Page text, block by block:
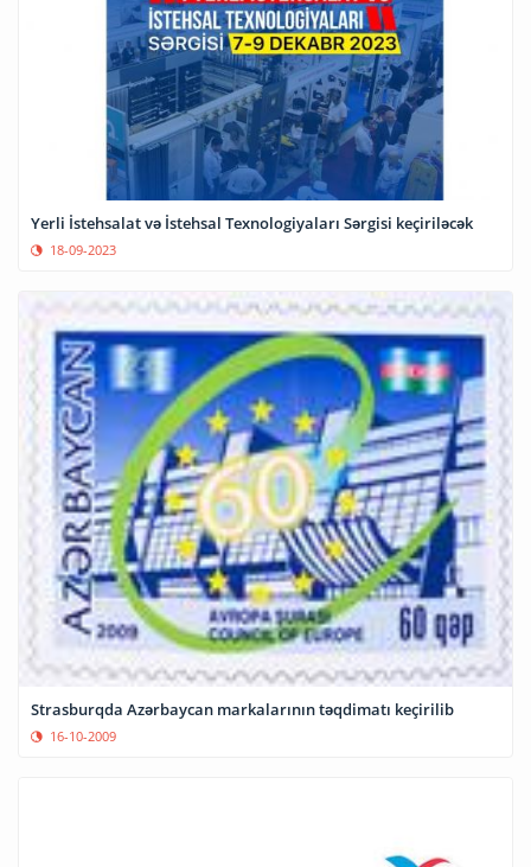
Yerli İstehsalat və İstehsal Texnologiyaları Sərgisi keçiriləcək
18-09-2023
Strasburqda Azərbaycan markalarının təqdimatı keçirilib
16-10-2009